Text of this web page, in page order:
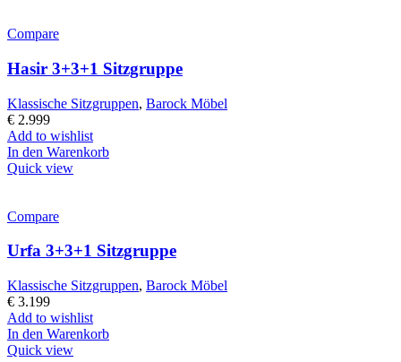
Compare
Hasir 3+3+1 Sitzgruppe
Klassische Sitzgruppen, Barock Möbel
€ 2.999
Add to wishlist
In den Warenkorb
Quick view
Compare
Urfa 3+3+1 Sitzgruppe
Klassische Sitzgruppen, Barock Möbel
€ 3.199
Add to wishlist
In den Warenkorb
Quick view